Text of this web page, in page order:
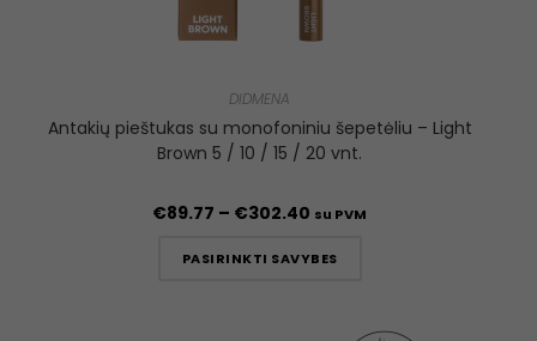
DIDMENA
Antakių pieštukas su monofoniniu šepetėliu – Light
Brown 5 / 10 / 15 / 20 vnt.
€89.77 – €302.40 su PVM
PASIRINKTI SAVYBES